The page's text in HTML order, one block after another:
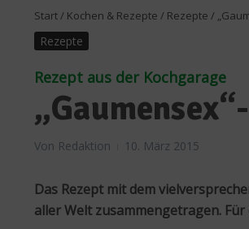
Start/ Kochen & Rezepte / Rezepte /
Rezepte
Rezept aus der Kochgarage
Von Redaktion 10. März 2015
Das Rezept mit dem
aller Welt zusammengetragen.